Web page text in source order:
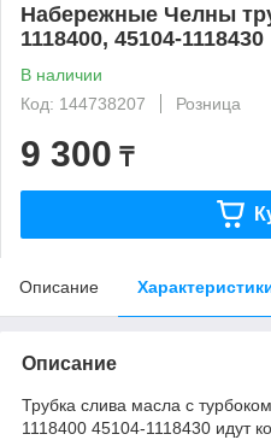
Набережные Челны
1118400, 45104-1118430
В наличии
Код: 144738207
Розница
9 300 ₸
Описание
Описание
Трубка слива масла с
1118400 45104-1118430 идут